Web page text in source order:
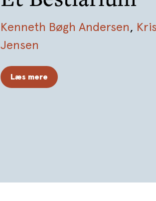
Kenneth Bøgh Andersen,
Jensen
Læs mere